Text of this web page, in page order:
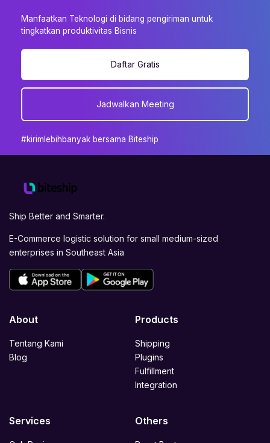
Manfaatkan Teknologi di bidang pengiriman untuk
tingkatkan produktivitas Bisnis
Daftar Gratis
Jadwalkan Meeting
#kirimlebihbanyak bersama Biteship
Ship Better and Smarter.
E-Commerce logistic solution for small medium-sized
enterprises in Southeast Asia
About
Tentang Kami
Blog
Products
Shipping
Plugins
Fulfillment
Integration
Services Others